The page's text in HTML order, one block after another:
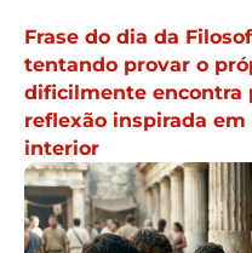
Frase do dia da
tentando provar o
dificilmente encontra
reflexão inspirada
interior